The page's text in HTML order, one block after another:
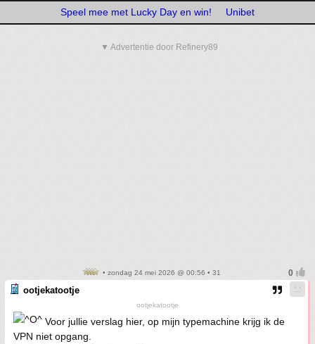
Speel mee met Lucky Day en win! Unibet
▼ Advertentie door Refinery89
• zondag 24 mei 2026 @ 00:56 • 31
ootjekatootje
ootjekatootje
Voor jullie verslag hier, op mijn typemachine krijg ik de
VPN niet opgang.